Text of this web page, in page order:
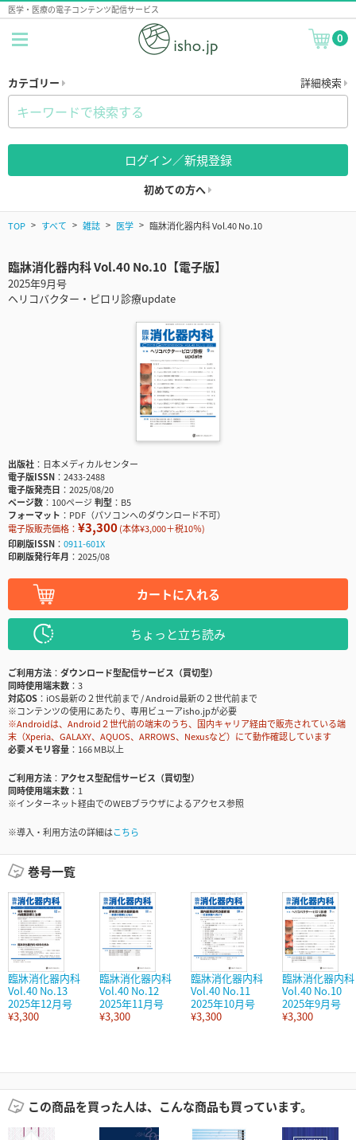
医学・医療の電子コンテンツ配信サービス
0
カテゴリー 詳細検索
ログイン／新規登録
初めての方へ
TOP すべて 雑誌 医学 臨牀消化器内科 Vol.40 No.10
臨牀消化器内科 Vol.40 No.10【電子版】
2025年9月号
ヘリコバクター・ピロリ診療update
出版社
日本メディカルセンター
電子版ISSN
2433-2488
電子版発売日
2025/08/20
ページ数
100ページ判型
B5
フォーマット
PDF（パソコンへのダウンロード不可）
電子版販売価格： ¥3,300(本体¥3,000＋税10％)
印刷版ISSN
0911-601X
印刷版発行年月
2025/08
カートに入れる
ちょっと立ち読み
ご利用方法
ダウンロード型配信サービス（買切型）
同時使用端末数
3
対応OS
iOS最新の２世代前まで / Android最新の２世代前まで
※コンテンツの使用にあたり、専用ビューアisho.jpが必要
※Androidは、Android２世代前の端末のうち、国内キャリア経由で販売されている端
末（Xperia、GALAXY、AQUOS、ARROWS、Nexusなど）にて動作確認しています
必要メモリ容量
166 MB以上
ご利用方法
アクセス型配信サービス（買切型）
同時使用端末数
1
※インターネット経由でのWEBブラウザによるアクセス参照
※導入・利用方法の詳細はこちら
巻号一覧
臨牀消化器内科
Vol.40 No.13
2025年12月号
¥3,300
臨牀消化器内科
Vol.40 No.12
2025年11月号
¥3,300
臨牀消化器内科
Vol.40 No.11
2025年10月号
¥3,300
臨牀消化器内科
Vol.40 No.10
2025年9月号
¥3,300
この商品を買った人は、こんな商品も買っています。